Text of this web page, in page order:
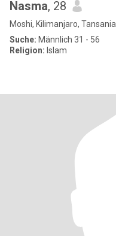
Nasma, 28
Moshi, Kilimanjaro, Tansania
Suche: Männlich 31 - 56
Religion: Islam